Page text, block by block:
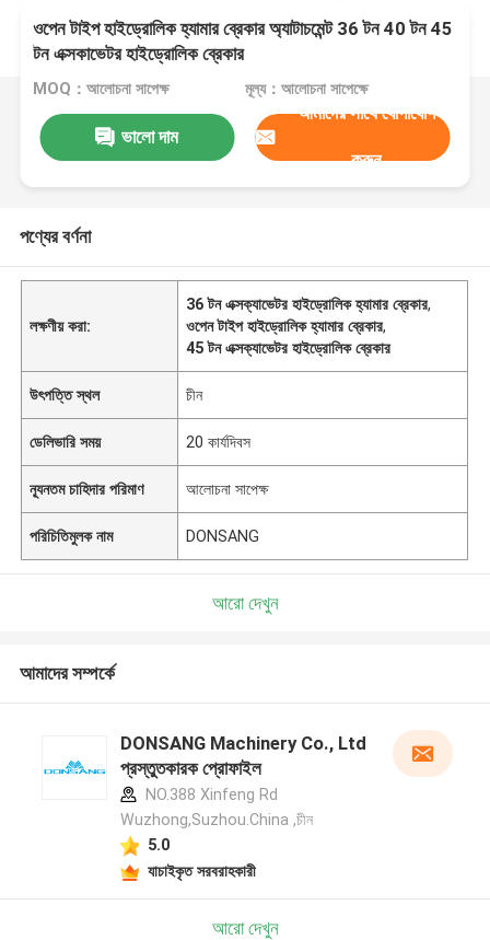
ওপেন টাইপ হাইড্রোলিক হ্যামার ব্রেকার অ্যাটাচমেন্ট 36 টন 40 টন 45
টন এক্সকাভেটর হাইড্রোলিক ব্রেকার
MOQ：আলোচনা সাপেক্ষ মূল্য：আলোচনা সাপেক্ষে
ভালো দাম
আমাদের সাথে যোগাযোগ
করুন
পণ্যের বর্ণনা
লক্ষণীয় করা:
36 টন এক্সক্যাভেটর হাইড্রোলিক হ্যামার ব্রেকার,
ওপেন টাইপ হাইড্রোলিক হ্যামার ব্রেকার,
45 টন এক্সক্যাভেটর হাইড্রোলিক ব্রেকার
উৎপত্তি স্থল চীন
ডেলিভারি সময় 20 কার্যদিবস
ন্যূনতম চাহিদার পরিমাণ আলোচনা সাপেক্ষ
পরিচিতিমুলক নাম DONSANG
আরো দেখুন
আমাদের সম্পর্কে
DONSANG Machinery Co., Ltd
প্রস্তুতকারক প্রোফাইল
NO.388 Xinfeng Rd
Wuzhong,Suzhou.China ,চীন
5.0
যাচাইকৃত সরবরাহকারী
আরো দেখুন